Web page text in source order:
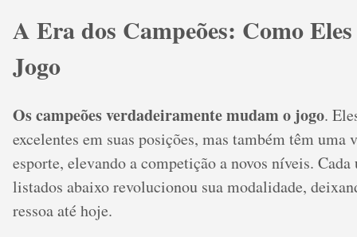
A Era dos Campeões: Como
Jogo
Os campeões verdadeiramente mudam o jogo.
excelentes em suas posições, mas também têm uma
esporte, elevando a competição a novos níveis.
listados abaixo revolucionou sua modalidade,
ressoa até hoje.